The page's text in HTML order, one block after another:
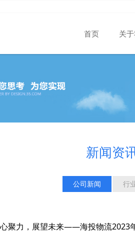
首页 关
新闻资
公司新闻 行
聚力，展望未来——海投物流2023